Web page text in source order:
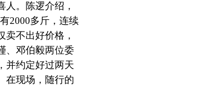
。陈逻介绍，
2000多斤，连续
不出好价格，
、邓伯毅两位委
并约定好过两天
在现场，随行的